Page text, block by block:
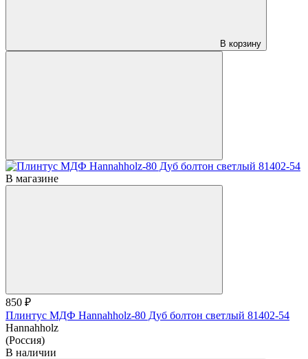
В корзину
В магазине
850 ₽
Плинтус МДФ Hannahholz-80 Дуб болтон светлый 81402-54
Hannahholz
(Россия)
В наличии